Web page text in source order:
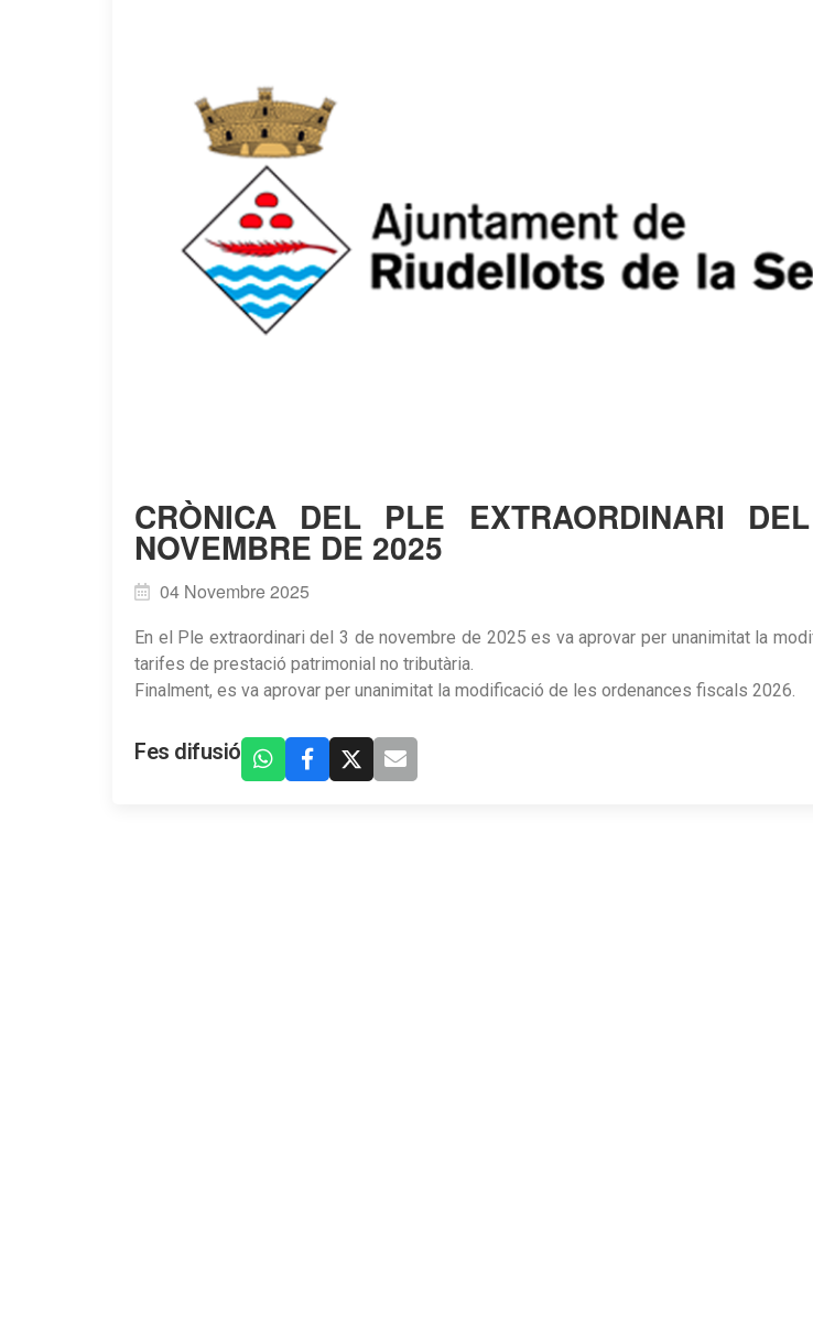
CRÒNICA DEL PLE EXTRAORDINARI
NOVEMBRE DE 2025
04 Novembre 2025
En el Ple extraordinari del 3 de novembre de 2025 es va aprovar per unanimitat la
tarifes de prestació patrimonial no tributària.
Finalment, es va aprovar per unanimitat la modificació de les ordenances fiscals 2026.
Fes difusió